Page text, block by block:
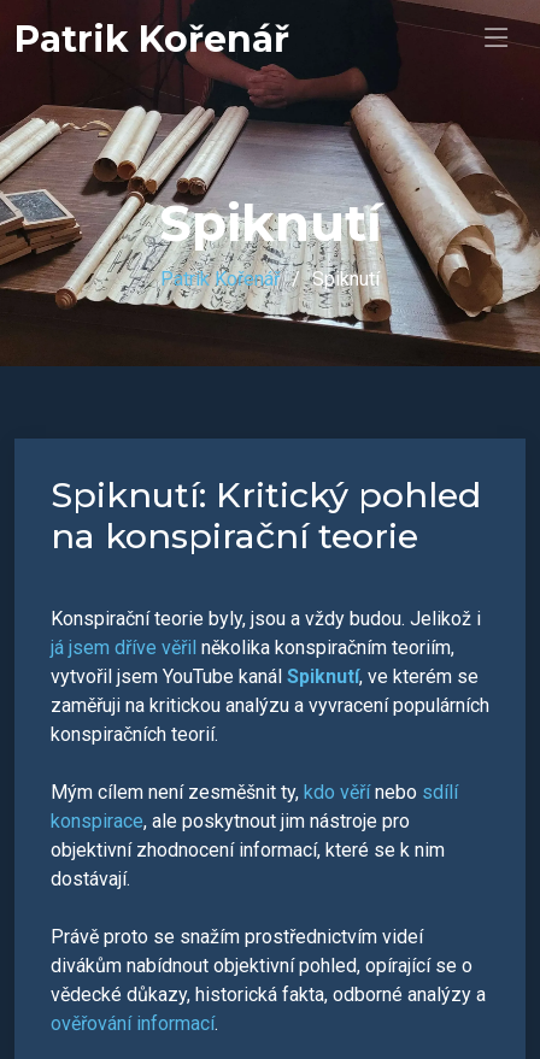
Patrik Kořenář
Spiknutí
Patrik Kořenář Spiknutí
Spiknutí: Kritický pohled
na konspirační teorie
Konspirační teorie byly, jsou a vždy budou. Jelikož i
já jsem dříve věřil několika konspiračním teoriím,
vytvořil jsem YouTube kanál Spiknutí, ve kterém se
zaměřuji na kritickou analýzu a vyvracení populárních
konspiračních teorií.
Mým cílem není zesměšnit ty, kdo věřínebo sdílí
konspirace, ale poskytnout jim nástroje pro
objektivní zhodnocení informací, které se k nim
dostávají.
Právě proto se snažím prostřednictvím videí
divákům nabídnout objektivní pohled, opírající se o
vědecké důkazy, historická fakta, odborné analýzy a
ověřování informací.